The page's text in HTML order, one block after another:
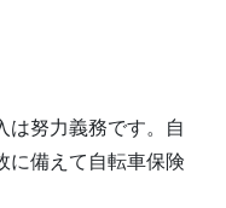
は努力義務です。自
に備えて自転車保険